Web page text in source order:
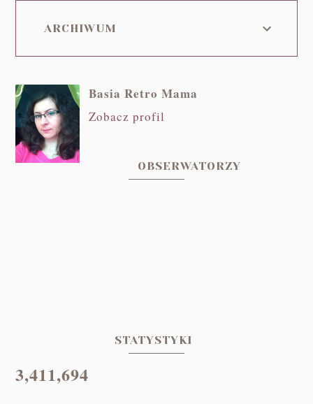
ARCHIWUM
Basia Retro Mama
Zobacz profil
OBSERWATORZY
STATYSTYKI
3,411,694